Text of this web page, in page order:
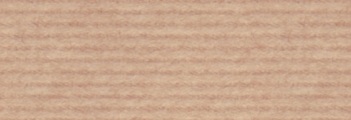
«Νεκρά ή ετοιμοθάνατα» τα δύο τρίτα
των τροπικών υγρών δασών - Στη
Βραζιλία το θλιβερό παγκόσμιο ρεκόρ
της αποψίλωσης